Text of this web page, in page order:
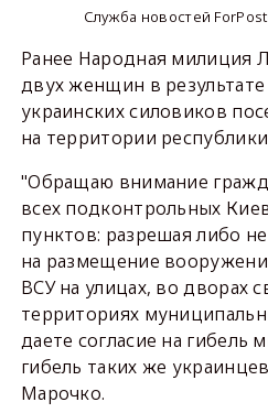
Служба новостей ForPost
Ранее Народная милиция
двух женщин в
украинских силовиков
на территории
"Обращаю внимание
всех подконтрольных
пунктов: разрешая либо
на размещение
ВСУ на улицах, во дворах
территориях
даете согласие на гибель
гибель таких же
Марочко.